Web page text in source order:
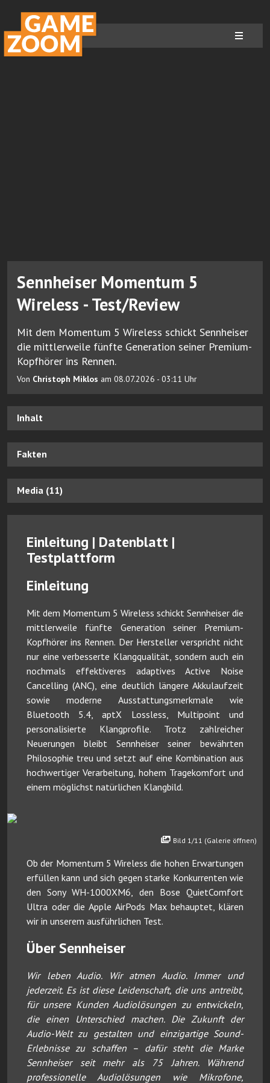
Sennheiser Momentum 5
Wireless - Test/Review
Mit dem Momentum 5 Wireless schickt Sennheiser
die mittlerweile fünfte Generation seiner Premium-
Kopfhörer ins Rennen.
Von Christoph Miklos am 08.07.2026 - 03:11 Uhr
Inhalt
Fakten
Media (11)
Einleitung | Datenblatt |
Testplattform
Einleitung
Mit dem Momentum 5 Wireless schickt Sennheiser die
mittlerweile fünfte Generation seiner Premium-
Kopfhörer ins Rennen. Der Hersteller verspricht nicht
nur eine verbesserte Klangqualität, sondern auch ein
nochmals effektiveres adaptives Active Noise
Cancelling (ANC), eine deutlich längere Akkulaufzeit
sowie moderne Ausstattungsmerkmale wie
Bluetooth 5.4, aptX Lossless, Multipoint und
personalisierte Klangprofile. Trotz zahlreicher
Neuerungen bleibt Sennheiser seiner bewährten
Philosophie treu und setzt auf eine Kombination aus
hochwertiger Verarbeitung, hohem Tragekomfort und
einem möglichst natürlichen Klangbild.
Bild 1/11 (Galerie öffnen)
Ob der Momentum 5 Wireless die hohen Erwartungen
erfüllen kann und sich gegen starke Konkurrenten wie
den Sony WH-1000XM6, den Bose QuietComfort
Ultra oder die Apple AirPods Max behauptet, klären
wir in unserem ausführlichen Test.
Über Sennheiser
Wir leben Audio. Wir atmen Audio. Immer und
jederzeit. Es ist diese Leidenschaft, die uns antreibt,
für unsere Kunden Audiolösungen zu entwickeln,
die einen Unterschied machen. Die Zukunft der
Audio-Welt zu gestalten und einzigartige Sound-
Erlebnisse zu schaffen – dafür steht die Marke
Sennheiser seit mehr als 75 Jahren. Während
professionelle Audiolösungen wie Mikrofone,